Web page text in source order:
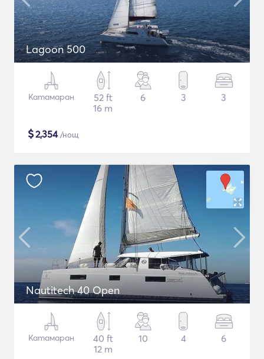
Lagoon 500
Катамаран
52 ft
16 m
6 3 3
$2,354/нощ
Nautitech 40 Open
Катамаран
40 ft
12 m
10 4 6